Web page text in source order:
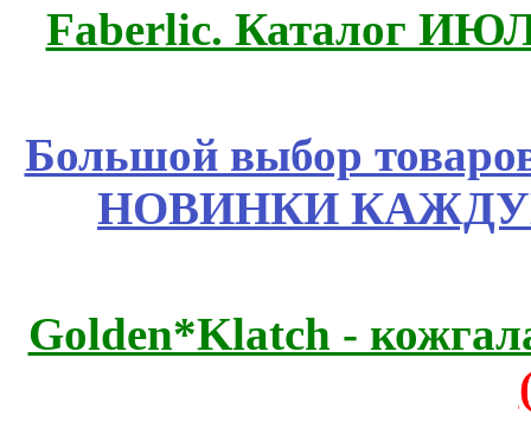
Faberlic. Каталог
Большой выбор
НОВИНКИ
Golden*Klatch -